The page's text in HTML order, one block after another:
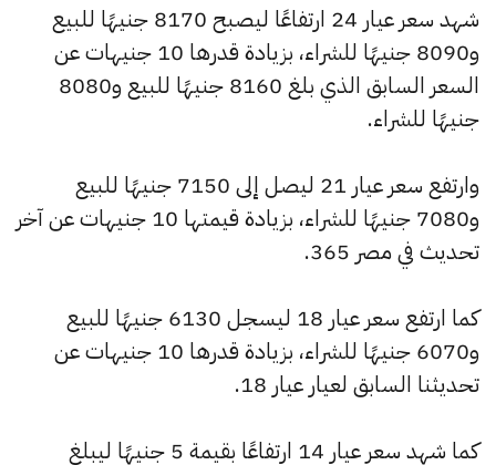
شهد سعر عيار 24 ارتفاعًا ليصبح 8170 جنيهًا للبيع
و8090 جنيهًا للشراء، بزيادة قدرها 10 جنيهات عن
السعر السابق الذي بلغ 8160 جنيهًا للبيع و8080
جنيهًا للشراء.
وارتفع سعر عيار 21 ليصل إلى 7150 جنيهًا للبيع
و7080 جنيهًا للشراء، بزيادة قيمتها 10 جنيهات عن آخر
تحديث في مصر 365.
كما ارتفع سعر عيار 18 ليسجل 6130 جنيهًا للبيع
و6070 جنيهًا للشراء، بزيادة قدرها 10 جنيهات عن
تحديثنا السابق لعيار عيار 18.
كما شهد سعر عيار 14 ارتفاعًا بقيمة 5 جنيهًا ليبلغ